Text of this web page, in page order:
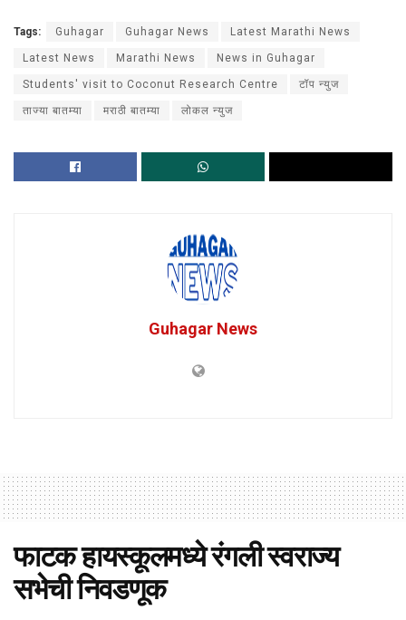
Tags: Guhagar Guhagar News Latest Marathi News
Latest News Marathi News News in Guhagar
Students' visit to Coconut Research Centre टॉप न्युज
ताज्या बातम्या मराठी बातम्या लोकल न्युज
Guhagar News
फाटक हायस्कूलमध्ये रंगली स्वराज्य
सभेची निवडणूक